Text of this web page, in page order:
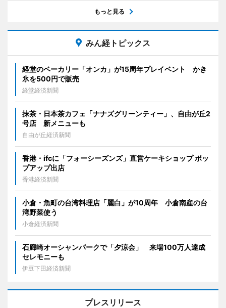
もっと見る
みん経トピックス
経堂のベーカリー「オンカ」が15周年プレイベント かき
氷を500円で販売
経堂経済新聞
抹茶・日本茶カフェ「ナナズグリーンティー」、自由が丘2
号店 新メニューも
自由が丘経済新聞
香港・ifcに「フォーシーズンズ」直営ケーキショップ ポッ
プアップ出店
香港経済新聞
小倉・魚町の台湾料理店「麗白」が10周年 小倉南産の台
湾野菜使う
小倉経済新聞
石廊崎オーシャンパークで「夕涼会」 来場100万人達成
セレモニーも
伊豆下田経済新聞
プレスリリース